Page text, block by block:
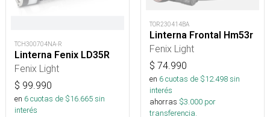
TCH300704NA-R
Linterna Fenix LD35R
Fenix Light
$ 99.990
en 6cuotas de $16.665sin
interés
TOR230414BA
Linterna Frontal Hm53r
Fenix Light
$ 74.990
en 6cuotas de $12.498sin
interés
ahorras $3.000 por
transferencia.